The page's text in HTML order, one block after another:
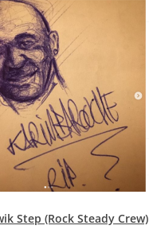
Step (Rock Steady Crew)